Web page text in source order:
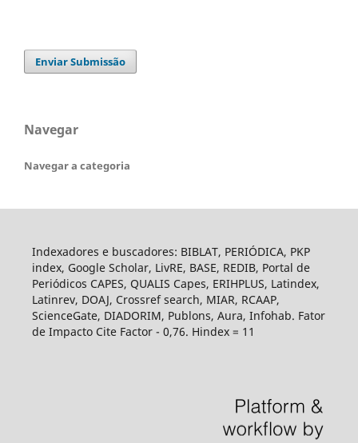
Enviar Submissão
Navegar
Navegar a categoria
Indexadores e buscadores: BIBLAT, PERIÓDICA, PKP
index, Google Scholar, LivRE, BASE, REDIB, Portal de
Periódicos CAPES, QUALIS Capes, ERIHPLUS, Latindex,
Latinrev, DOAJ, Crossref search, MIAR, RCAAP,
ScienceGate, DIADORIM, Publons, Aura, Infohab. Fator
de Impacto Cite Factor - 0,76. Hindex = 11